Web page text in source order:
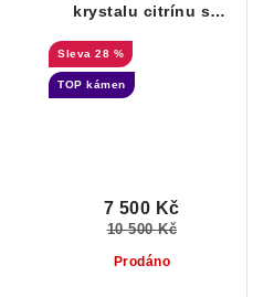
krystalu citrínu s
barvou a pestrým
vnitřním světem
28 %
TOP kámen
Prodáno
7 500 Kč
10 500 Kč